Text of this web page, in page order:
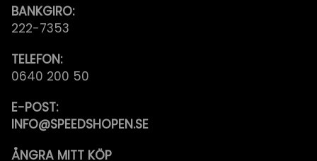
BANKGIRO:
222-7353
TELEFON:
0640 200 50
E-POST:
INFO@SPEEDSHOPEN.SE
ÅNGRA MITT KÖP